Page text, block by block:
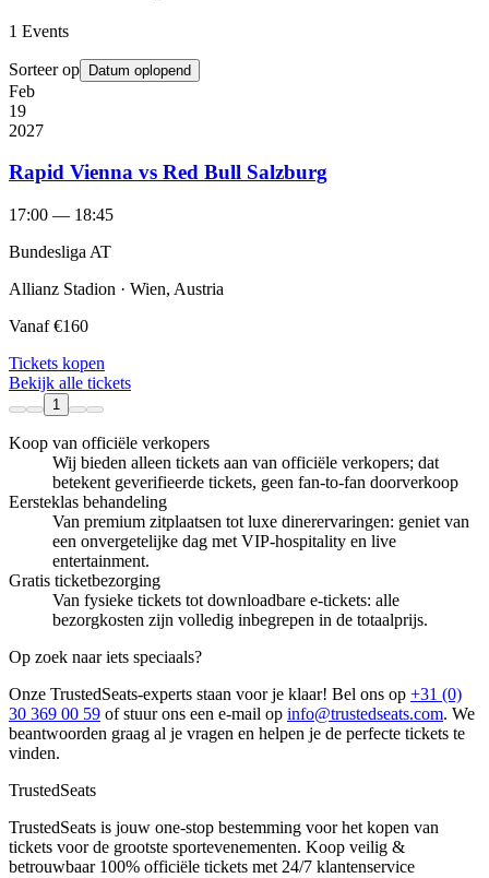
1 Events
Sorteer op Datum oplopend
Feb
19
2027
Rapid Vienna vs Red Bull Salzburg
17:00 — 18:45
Bundesliga AT
Allianz Stadion · Wien, Austria
Vanaf€160
Tickets kopen
Bekijk alle tickets
1
Koop van officiële verkopers
Wij bieden alleen tickets aan van officiële verkopers; dat
betekent geverifieerde tickets, geen fan‑to‑fan doorverkoop
Eersteklas behandeling
Van premium zitplaatsen tot luxe dinerervaringen: geniet van
een onvergetelijke dag met VIP-hospitality en live
entertainment.
Gratis ticketbezorging
Van fysieke tickets tot downloadbare e-tickets: alle
bezorgkosten zijn volledig inbegrepen in de totaalprijs.
Op zoek naar iets speciaals?
Onze TrustedSeats-experts staan voor je klaar! Bel ons op +31 (0)
30 369 00 59 of stuur ons een e-mail op info@trustedseats.com. We
beantwoorden graag al je vragen en helpen je de perfecte tickets te
vinden.
TrustedSeats
TrustedSeats is jouw one-stop bestemming voor het kopen van
tickets voor de grootste sportevenementen. Koop veilig &
betrouwbaar 100% officiële tickets met 24/7 klantenservice